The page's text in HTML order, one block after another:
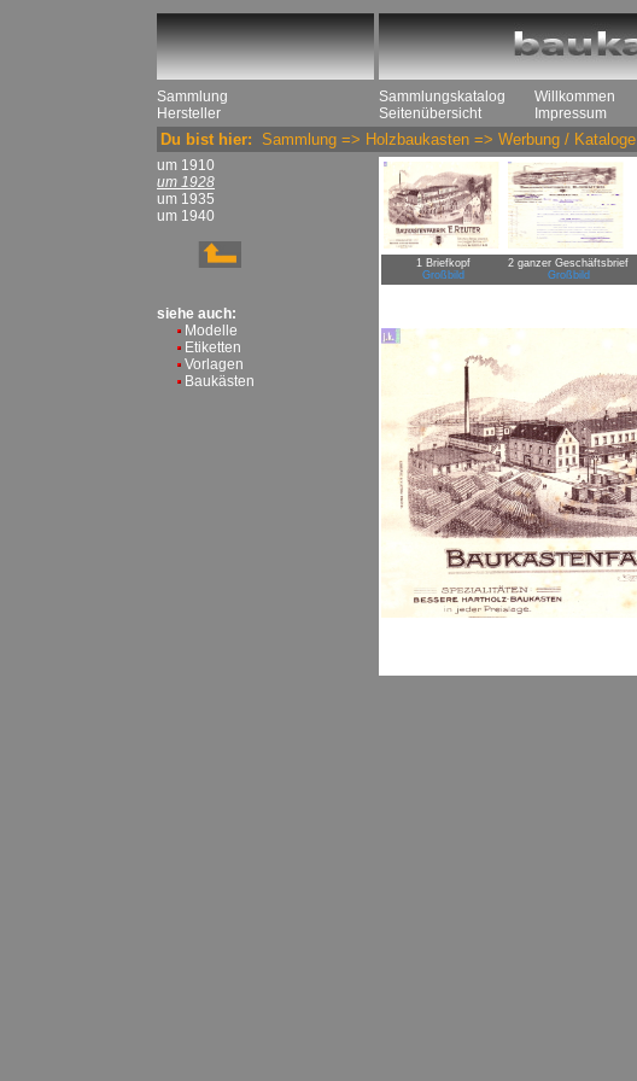
Sammlung
Hersteller
Sammlungskatalog
Seitenübersicht
Willkommen
Impressum
Du bist hier: Sammlung => Holzbaukasten => Werbung / Kataloge
um 1910
um 1928
um 1935
um 1940
siehe auch:
Modelle
Etiketten
Vorlagen
Baukästen
1 Briefkopf
Großbild
2 ganzer Geschäftsbrief
Großbild